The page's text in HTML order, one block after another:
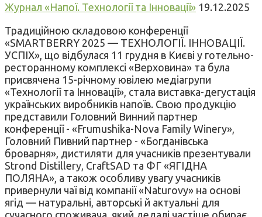
Журнал «Напої. Технології та Інновації» 19.12.2025
Традиційною складовою конференції
«SMARTBERRY 2025 — ТЕХНОЛОГІЇ. ІННОВАЦІЇ.
УСПІХ», що відбулася 11 грудня в Києві у готельно-
ресторанному комплексі «Верховина» та була
присвячена 15-річному ювілею медіагрупи
«Технології та Інновації», стала виставка-дегустація
українських виробників напоїв. Свою продукцію
представили Головний Винний партнер
конференції - «Frumushika-Nova Family Winery»,
Головний Пивний партнер - «Богданівська
броварня», дистиляти для учасників презентували
Strond Distillery, CraftSAD та ФГ «ЯГІДНА
ПОЛЯНА», а також особливу увагу учасників
привернули чаї від компанії «Naturovy» на основі
ягід — натуральні, авторські й актуальні для
сучасного споживача, який дедалі частіше обирає